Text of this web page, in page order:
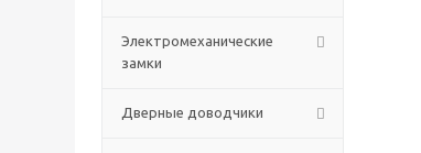
Электромеханические
замки
Дверные доводчики